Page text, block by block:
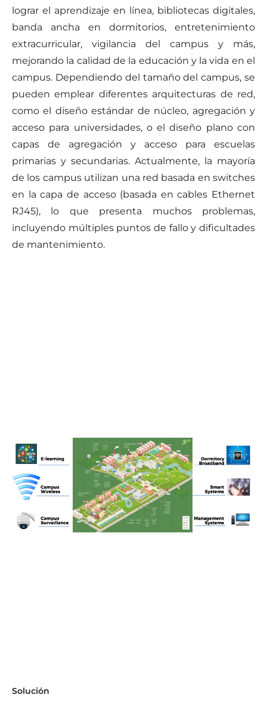
lograr el aprendizaje en línea, bibliotecas digitales,
banda ancha en dormitorios, entretenimiento
extracurricular, vigilancia del campus y más,
mejorando la calidad de la educación y la vida en el
campus. Dependiendo del tamaño del campus, se
pueden emplear diferentes arquitecturas de red,
como el diseño estándar de núcleo, agregación y
acceso para universidades, o el diseño plano con
capas de agregación y acceso para escuelas
primarias y secundarias. Actualmente, la mayoría
de los campus utilizan una red basada en switches
en la capa de acceso (basada en cables Ethernet
RJ45), lo que presenta muchos problemas,
incluyendo múltiples puntos de fallo y dificultades
de mantenimiento.
Solución